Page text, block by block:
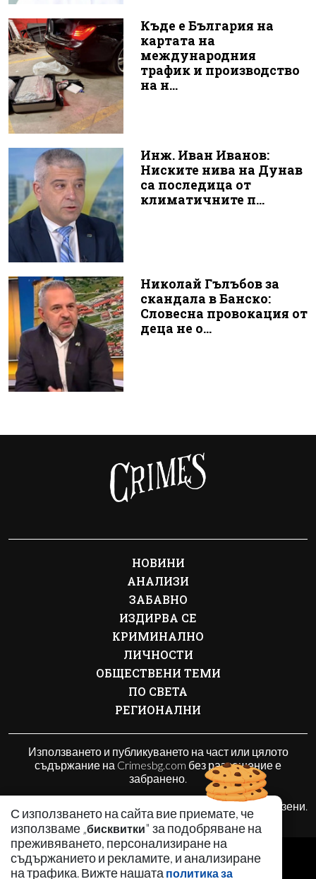
Къде е България на
картата на
международния
трафик и производство
на н...
Инж. Иван Иванов:
Ниските нива на Дунав
са последица от
климатичните п...
Николай Гълъбов за
скандала в Банско:
Словесна провокация от
деца не о...
С използването на сайта вие приемате, че
използваме „бисквитки" за подобряване на
преживяването, персонализиране на
съдържанието и рекламите, и анализиране
на трафика. Вижте нашата политика за
НОВИНИ
АНАЛИЗИ
ЗАБАВНО
ИЗДИРВА СЕ
КРИМИНАЛНО
ЛИЧНОСТИ
ОБЩЕСТВЕНИ ТЕМИ
ПО СВЕТА
РЕГИОНАЛНИ
Използването и публикуването на част или цялото
съдържание на Crimesbg.com без разрешение е
забранено.
© 2010 - 2026 | Crimesbg.com. Всички права запазени.
РЕКЛАМА
КОНТАКТИ